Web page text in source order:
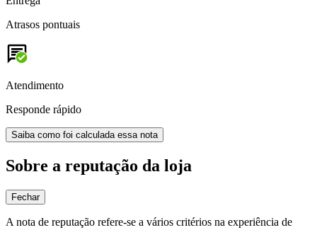
Atrasos pontuais
Atendimento
Responde rápido
Saiba como foi calculada essa nota
Sobre a reputação da loja
Fechar
A nota de reputação refere-se a vários critérios na experiência de